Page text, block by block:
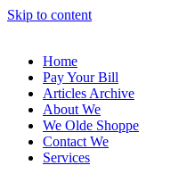
Skip to content
Home
Pay Your Bill
Articles Archive
About We
We Olde Shoppe
Contact We
Services